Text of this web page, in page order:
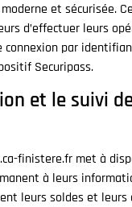
et sécurisée.
d’effectuer leurs
connexion par
Securipass.
et le suivi
finistere.fr met à
à leurs
leurs soldes et leurs